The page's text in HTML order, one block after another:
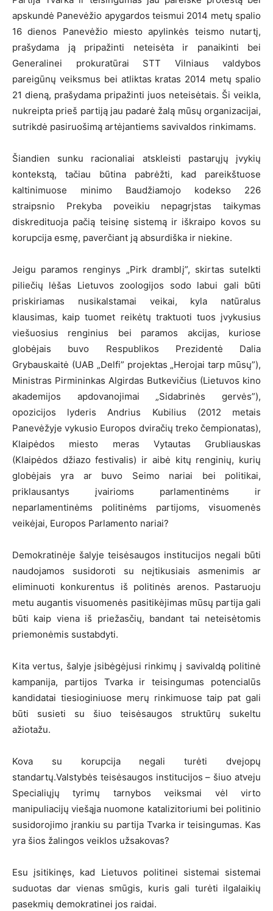
apskundė Panevėžio apygardos teismui 2014 metų spalio
16 dienos Panevėžio miesto apylinkės teismo nutartį,
prašydama ją pripažinti neteisėta ir panaikinti bei
Generalinei prokuratūrai STT Vilniaus valdybos
pareigūnų veiksmus bei atliktas kratas 2014 metų spalio
21 dieną, prašydama pripažinti juos neteisėtais. Ši veikla,
nukreipta prieš partiją jau padarė žalą mūsų organizacijai,
sutrikdė pasiruošimą artėjantiems savivaldos rinkimams.
Šiandien sunku racionaliai atskleisti pastarųjų įvykių
kontekstą, tačiau būtina pabrėžti, kad pareikštuose
kaltinimuose minimo Baudžiamojo kodekso 226
straipsnio Prekyba poveikiu nepagrįstas taikymas
diskredituoja pačią teisinę sistemą ir iškraipo kovos su
korupcija esmę, paverčiant ją absurdiška ir niekine.
Jeigu paramos renginys „Pirk dramblį”, skirtas sutelkti
piliečių lėšas Lietuvos zoologijos sodo labui gali būti
priskiriamas nusikalstamai veikai, kyla natūralus
klausimas, kaip tuomet reikėtų traktuoti tuos įvykusius
viešuosius renginius bei paramos akcijas, kuriose
globėjais buvo Respublikos Prezidentė Dalia
Grybauskaitė (UAB „Delfi” projektas „Herojai tarp mūsų”),
Ministras Pirmininkas Algirdas Butkevičius (Lietuvos kino
akademijos apdovanojimai „Sidabrinės gervės”),
opozicijos lyderis Andrius Kubilius (2012 metais
Panevėžyje vykusio Europos dviračių treko čempionatas),
Klaipėdos miesto meras Vytautas Grubliauskas
(Klaipėdos džiazo festivalis) ir aibė kitų renginių, kurių
globėjais yra ar buvo Seimo nariai bei politikai,
priklausantys įvairioms parlamentinėms ir
neparlamentinėms politinėms partijoms, visuomenės
veikėjai, Europos Parlamento nariai?
Demokratinėje šalyje teisėsaugos institucijos negali būti
naudojamos susidoroti su neįtikusiais asmenimis ar
eliminuoti konkurentus iš politinės arenos. Pastaruoju
metu augantis visuomenės pasitikėjimas mūsų partija gali
būti kaip viena iš priežasčių, bandant tai neteisėtomis
priemonėmis sustabdyti.
Kita vertus, šalyje įsibėgėjusi rinkimų į savivaldą politinė
kampanija, partijos Tvarka ir teisingumas potencialūs
kandidatai tiesioginiuose merų rinkimuose taip pat gali
būti susieti su šiuo teisėsaugos struktūrų sukeltu
ažiotažu.
Kova su korupcija negali turėti dvejopų
standartų.Valstybės teisėsaugos institucijos – šiuo atveju
Specialiųjų tyrimų tarnybos veiksmai vėl virto
manipuliacijų viešąja nuomone katalizitoriumi bei politinio
susidorojimo įrankiu su partija Tvarka ir teisingumas. Kas
yra šios žalingos veiklos užsakovas?
Esu įsitikinęs, kad Lietuvos politinei sistemai sistemai
suduotas dar vienas smūgis, kuris gali turėti ilgalaikių
pasekmių demokratinei jos raidai.